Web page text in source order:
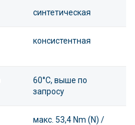
синтетическая
консистентная
60°С, выше по
запросу
макс. 53,4 Nm (N) /